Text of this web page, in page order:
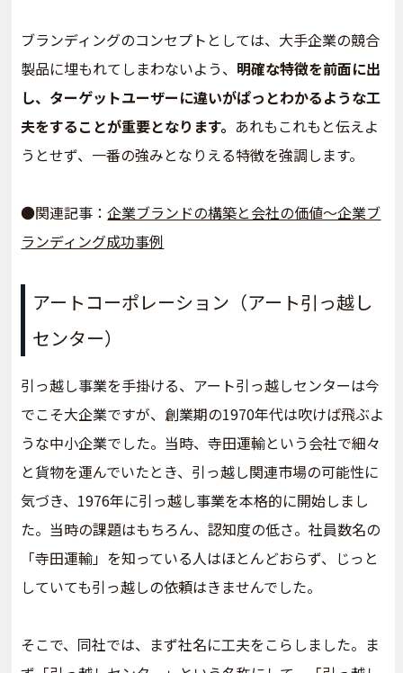
ブランディングのコンセプトとしては、大手企業の競合
製品に埋もれてしまわないよう、 明確な特徴を前面に出
し、ターゲットユーザーに違いがぱっとわかるような工
夫をすることが重要となります。 あれもこれもと伝えよ
うとせず、一番の強みとなりえる特徴を強調します。
●関連記事：企業ブランドの構築と会社の価値～企業ブ
ランディング成功事例
アートコーポレーション（アート引っ越し
センター）
引っ越し事業を手掛ける、アート引っ越しセンターは今
でこそ大企業ですが、創業期の1970年代は吹けば飛ぶよ
うな中小企業でした。当時、寺田運輸という会社で細々
と貨物を運んでいたとき、引っ越し関連市場の可能性に
気づき、1976年に引っ越し事業を本格的に開始しまし
た。当時の課題はもちろん、認知度の低さ。社員数名の
「寺田運輸」を知っている人はほとんどおらず、じっと
していても引っ越しの依頼はきませんでした。
そこで、同社では、まず社名に工夫をこらしました。ま